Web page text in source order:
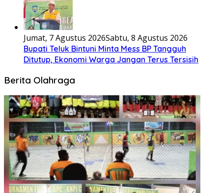
Jumat, 7 Agustus 2026Sabtu, 8 Agustus 2026
Bupati Teluk Bintuni Minta Mess BP Tangguh
Ditutup, Ekonomi Warga Jangan Terus Tersisih
Berita Olahraga